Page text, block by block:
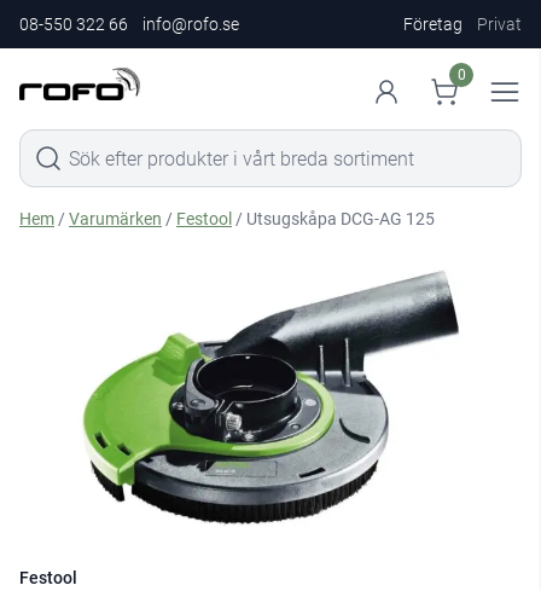
08-550 322 66 info@rofo.se Företag Privat
0
Hem /Varumärken / Festool / Utsugskåpa DCG-AG 125
Festool